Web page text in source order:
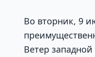
Во вторник, 9
Ветер